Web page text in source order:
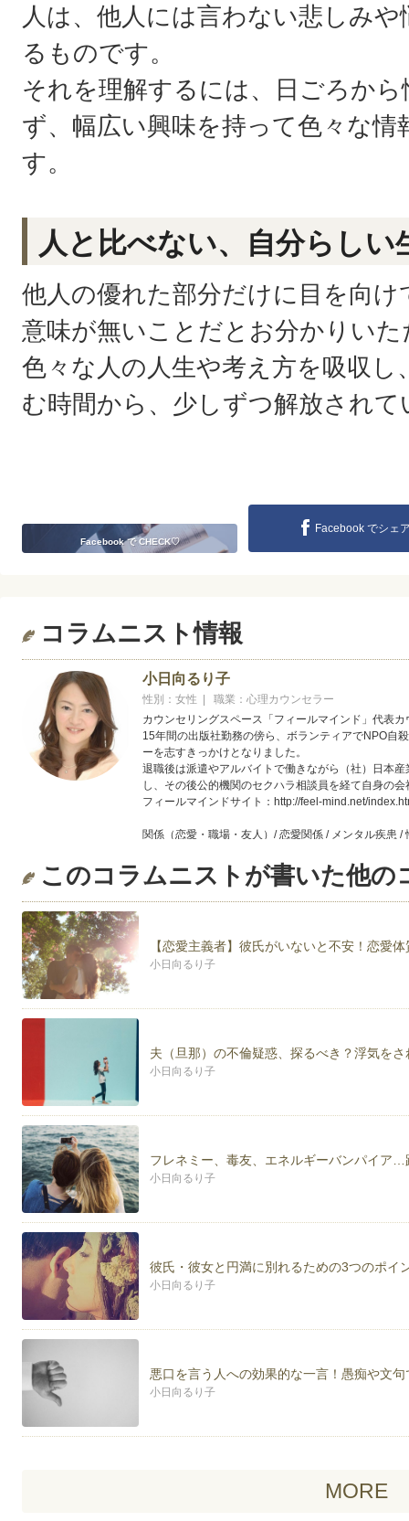
人は、他人には言わない悲しみ
るものです。
それを理解するには、日ごろか
ず、幅広い興味を持って色々な
す。
人と比べない、自分らしい
他人の優れた部分だけに目を向
意味が無いことだとお分かりい
色々な人の人生や考え方を吸収し
む時間から、少しずつ解放され
Facebook で CHECK♡
Facebook でシェ
コラムニスト情報
小日向るり子
性別：女性 | 職業：心理カウンセラー
カウンセリングスペース「フィールマインド」代表カ
15年間の出版社勤務の傍ら、ボランティアでNPO自
ーを志すきっかけとなりました。
退職後は派遣やアルバイトで働きながら（社）日本
し、その後公的機関のセクハラ相談員を経て自身の
フィールマインドサイト：http://feel-mind.net/
関係（恋愛・職場・友人）/ 恋愛関係 / メンタル疾患
このコラムニストが書いた他の
【恋愛主義者】彼氏がいないと不安！恋愛
小日向るり子
夫（旦那）の不倫疑惑、探るべき？浮気を
小日向るり子
フレネミー、毒友、エネルギーバンパイア
小日向るり子
彼氏・彼女と円満に別れるための3つのポイ
小日向るり子
悪口を言う人への効果的な一言！愚痴や文
小日向るり子
MORE